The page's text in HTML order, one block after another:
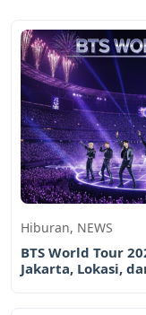
Hiburan, NEWS
BTS World Tour
Jakarta, Lokasi,